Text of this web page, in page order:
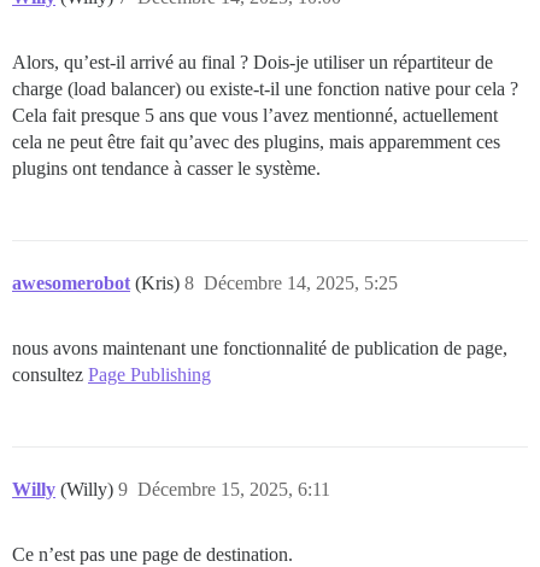
Alors, qu’est-il arrivé au final ? Dois-je utiliser un répartiteur de
charge (load balancer) ou existe-t-il une fonction native pour cela ?
Cela fait presque 5 ans que vous l’avez mentionné, actuellement
cela ne peut être fait qu’avec des plugins, mais apparemment ces
plugins ont tendance à casser le système.
awesomerobot (Kris) Décembre 14, 2025, 5:25
8
nous avons maintenant une fonctionnalité de publication de page,
consultez Page Publishing
Willy (Willy) Décembre 15, 2025, 6:11
9
Ce n’est pas une page de destination.